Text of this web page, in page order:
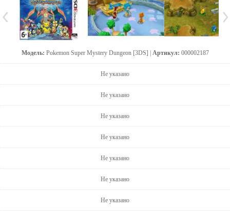
Модель: Pokemon Super Mystery Dungeon [3DS] | Артикул: 000002187
Не указано
Не указано
Не указано
Не указано
Не указано
Не указано
Не указано